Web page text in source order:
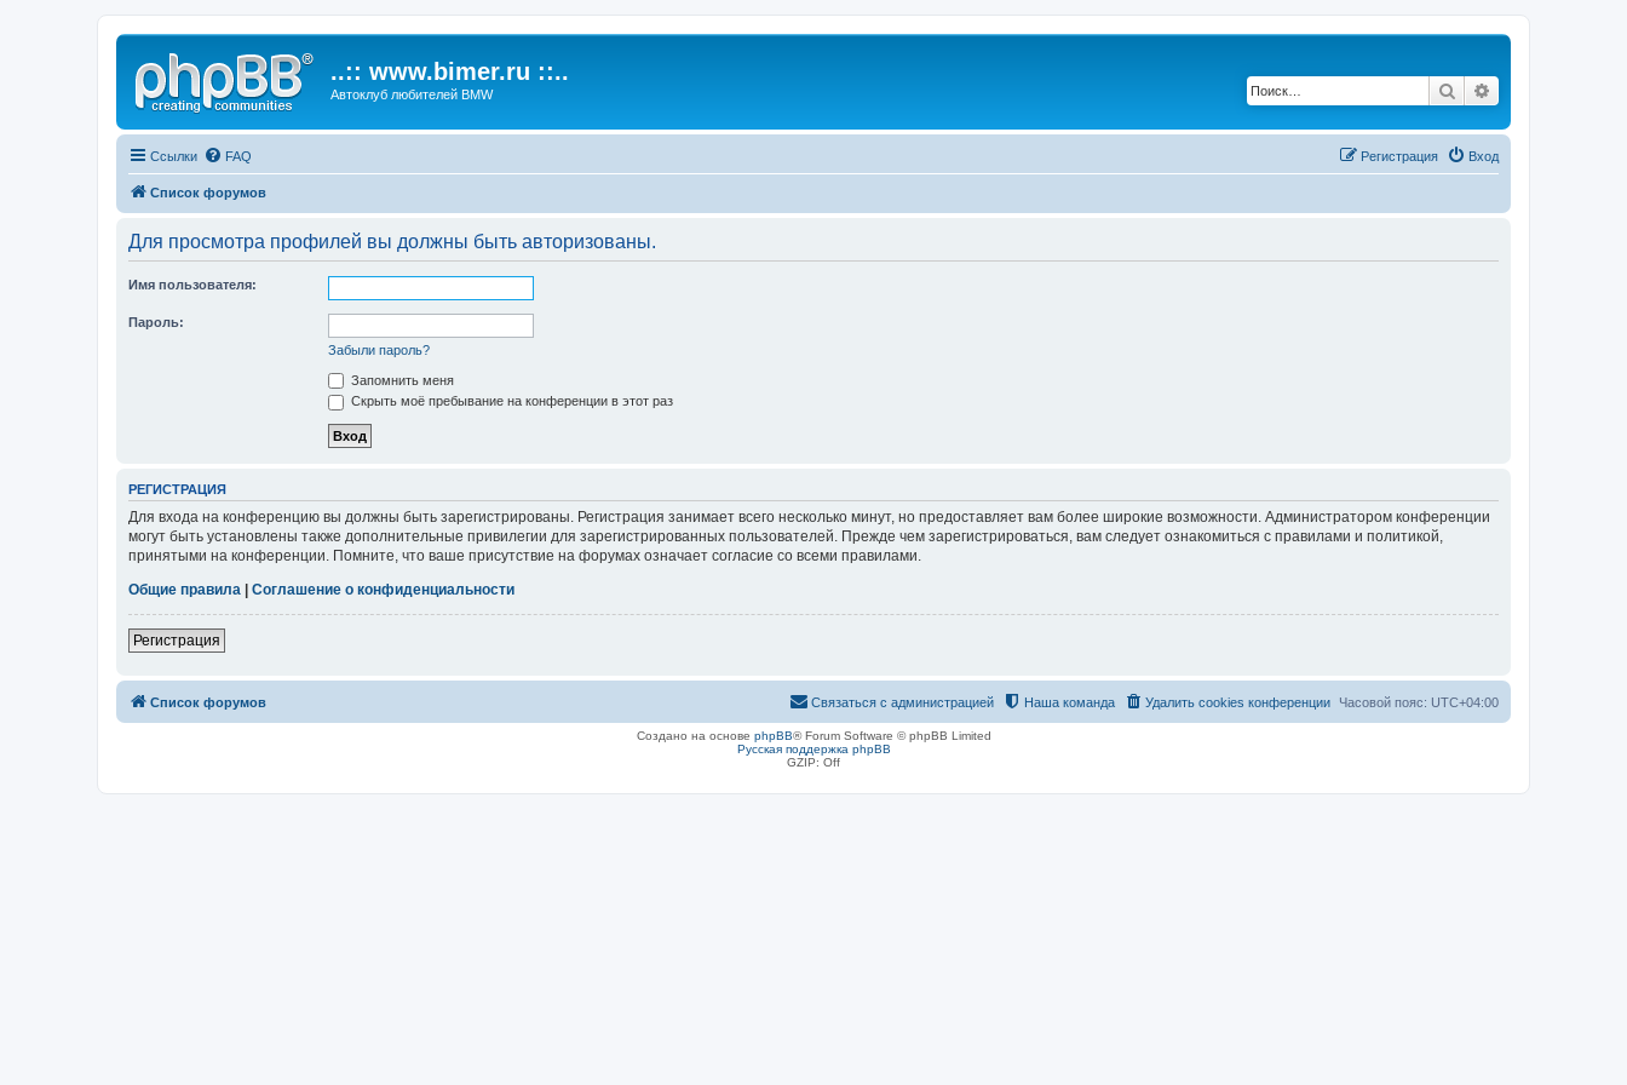
..:: www.bimer.ru ::..
Автоклуб любителей BMW Поиск
Ссылки FAQ Вход
Регистрация
Список форумов
Для просмотра профилей вы должны быть авторизованы.
Имя пользователя:
Пароль:
Забыли пароль?
Запомнить меня
Скрыть моё пребывание на конференции в этот раз
РЕГИСТРАЦИЯ
Для входа на конференцию вы должны быть зарегистрированы. Регистрация занимает всего несколько минут, но предоставляет вам более широкие возможности. Администратором конференции
могут быть установлены также дополнительные привилегии для зарегистрированных пользователей. Прежде чем зарегистрироваться, вам следует ознакомиться с правилами и политикой,
принятыми на конференции. Помните, что ваше присутствие на форумах означает согласие со всеми правилами.
Общие правила
Соглашение о конфиденциальности
Регистрация
Список форумов Часовой пояс: UTC+04:00
Удалить cookies конференции
Наша команда
Связаться с администрацией
Создано на основе phpBB® Forum Software © phpBB Limited
Русская поддержка phpBB
GZIP: Off